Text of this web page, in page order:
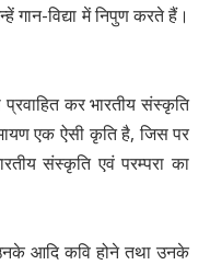
गान-विद्या में निपुण करते हैं।
प्रवाहित कर भारतीय संस्कृति
एक ऐसी कृति है, जिस पर
संस्कृति एवं परम्परा का
उनके आदि कवि होने तथा उनके